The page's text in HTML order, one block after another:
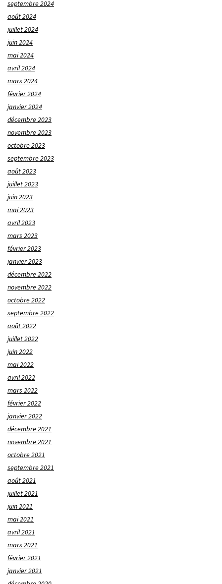
septembre 2024
août 2024
juillet 2024
juin 2024
mai 2024
avril 2024
mars 2024
février 2024
janvier 2024
décembre 2023
novembre 2023
octobre 2023
septembre 2023
août 2023
juillet 2023
juin 2023
mai 2023
avril 2023
mars 2023
février 2023
janvier 2023
décembre 2022
novembre 2022
octobre 2022
septembre 2022
août 2022
juillet 2022
juin 2022
mai 2022
avril 2022
mars 2022
février 2022
janvier 2022
décembre 2021
novembre 2021
octobre 2021
septembre 2021
août 2021
juillet 2021
juin 2021
mai 2021
avril 2021
mars 2021
février 2021
janvier 2021